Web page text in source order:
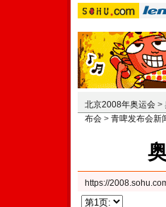
北京2008年奥运会 >
布会 > 青啤发布会新
https://